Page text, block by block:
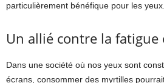
particulièrement bénéfique pour les yeux.
Un allié contre la fatigue
Dans une société où nos yeux sont
écrans, consommer des myrtilles